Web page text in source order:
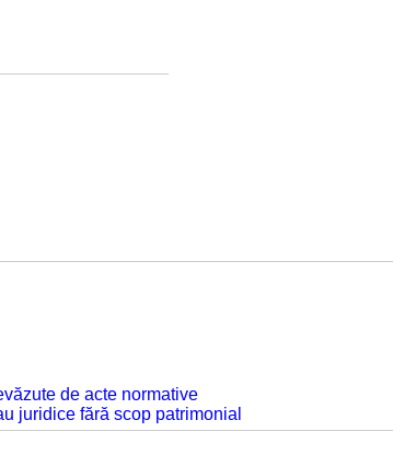
de acte normative
juridice fără scop patrimonial